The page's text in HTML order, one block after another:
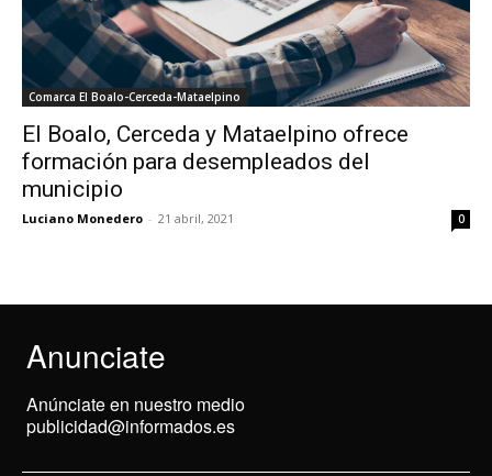
Comarca El Boalo-Cerceda-Mataelpino
El Boalo, Cerceda y Mataelpino ofrece
formación para desempleados del
municipio
Luciano Monedero - 21 abril, 2021 0
Anunciate
Anúnciate en nuestro medio
publicidad@informados.es